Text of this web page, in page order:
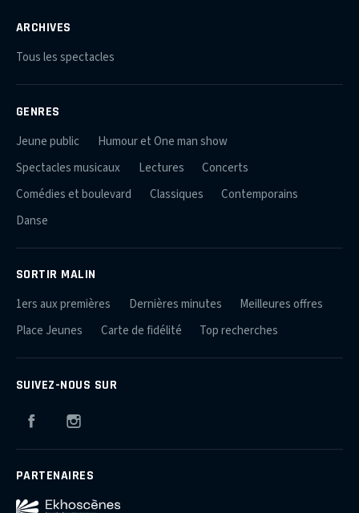
ARCHIVES
Tous les spectacles
GENRES
Jeune public
Humour et One man show
Spectacles musicaux
Lectures
Concerts
Comédies et boulevard
Classiques
Contemporains
Danse
SORTIR MALIN
1ers aux premières Dernières minutes
Meilleures offres
Place Jeunes
Carte de fidélité Top recherches
SUIVEZ-NOUS SUR
Facebook
PARTENAIRES